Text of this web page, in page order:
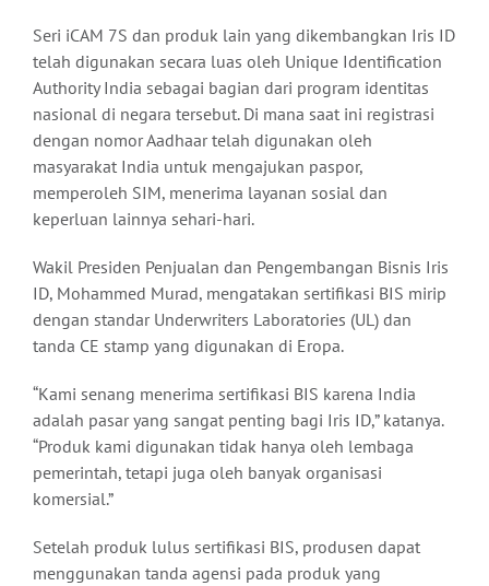
Seri iCAM 7S dan produk lain yang dikembangkan Iris ID
telah digunakan secara luas oleh Unique Identification
Authority India sebagai bagian dari program identitas
nasional di negara tersebut. Di mana saat ini registrasi
dengan nomor Aadhaar telah digunakan oleh
masyarakat India untuk mengajukan paspor,
memperoleh SIM, menerima layanan sosial dan
keperluan lainnya sehari-hari.
Wakil Presiden Penjualan dan Pengembangan Bisnis Iris
ID, Mohammed Murad, mengatakan sertifikasi BIS mirip
dengan standar Underwriters Laboratories (UL) dan
tanda CE stamp yang digunakan di Eropa.
“Kami senang menerima sertifikasi BIS karena India
adalah pasar yang sangat penting bagi Iris ID,” katanya.
“Produk kami digunakan tidak hanya oleh lembaga
pemerintah, tetapi juga oleh banyak organisasi
komersial.”
Setelah produk lulus sertifikasi BIS, produsen dapat
menggunakan tanda agensi pada produk yang